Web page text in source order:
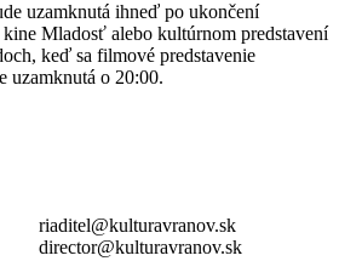
uzamknutá ihneď po ukončení
Mladosť alebo kultúrnom predstavení
keď sa filmové predstavenie
uzamknutá o 20:00.
riaditel@kulturavranov.sk
director@kulturavranov.sk